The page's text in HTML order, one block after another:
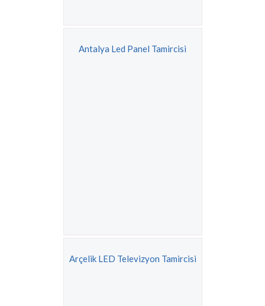
Antalya Led Panel Tamircisi
Arçelik LED Televizyon Tamircisi